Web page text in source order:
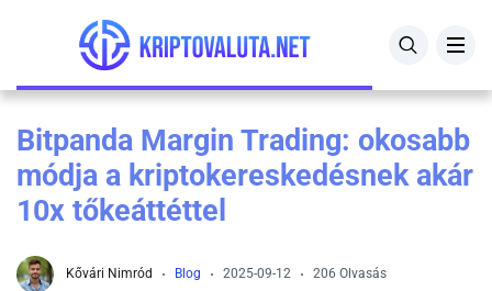
Bitpanda Margin Trading: okosabb
módja a kriptokereskedésnek akár
10x tőkeáttéttel
Kővári Nimród Blog 2025-09-12 206 Olvasás
Összes kriptovaluta árfolyam
Bitcoin árfolyam
BNB árfolyam
Ethereum árfolyam
Bitpanda
Crypto.com
Zengo
eToro
Kriptovaluta kezdőknek útmutató
Mire jó a kriptovaluta?
Kriptovaluta befektetés
Kripto adózás